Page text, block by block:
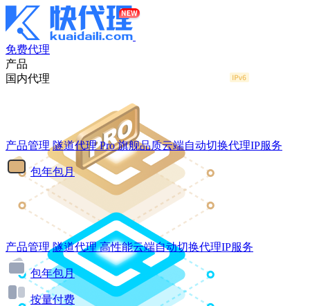
免费代理
产品
国内代理
产品管理 隧道代理Pro 旗舰品质云端自动切换代理IP服务
包年包月
产品管理 隧道代理 高性能云端自动切换代理IP服务
包年包月
按量付费